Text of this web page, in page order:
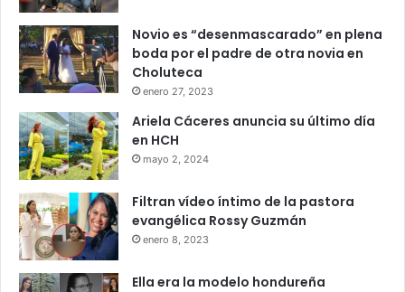
Novio es “desenmascarado” en plena
boda por el padre de otra novia en
Choluteca
enero 27, 2023
Ariela Cáceres anuncia su último día
en HCH
mayo 2, 2024
Filtran vídeo íntimo de la pastora
evangélica Rossy Guzmán
enero 8, 2023
Ella era la modelo hondureña